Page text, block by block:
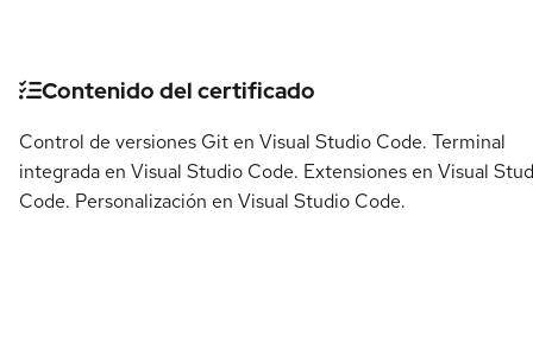
Detalles del curso
Contenido del certificado
Control de versiones Git en Visual Studio Code. Terminal
integrada en Visual Studio Code. Extensiones en Visual
Code. Personalización en Visual Studio Code.